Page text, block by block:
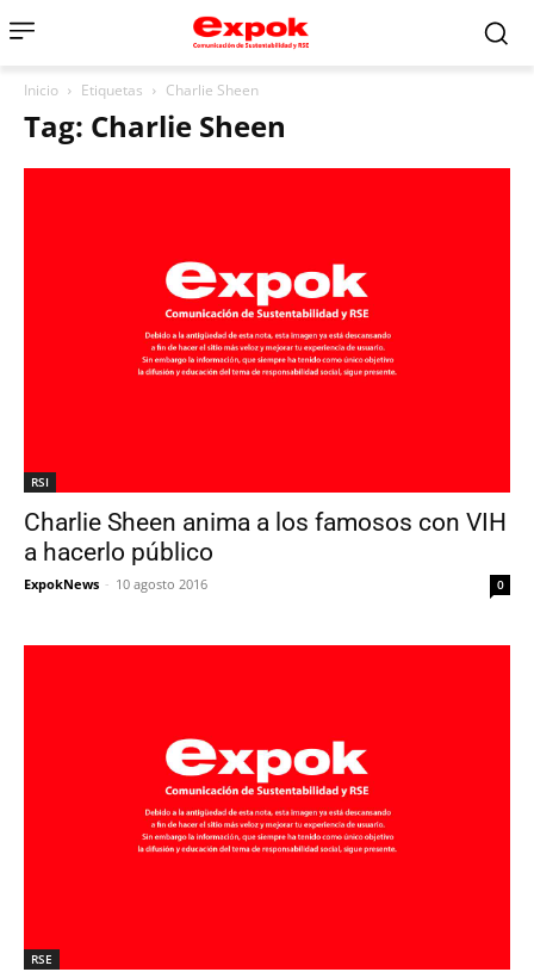
Inicio Etiquetas Charlie Sheen
Tag: Charlie Sheen
RSI
Charlie Sheen anima a los famosos con VIH
a hacerlo público
ExpokNews - 10 agosto 2016 0
RSE